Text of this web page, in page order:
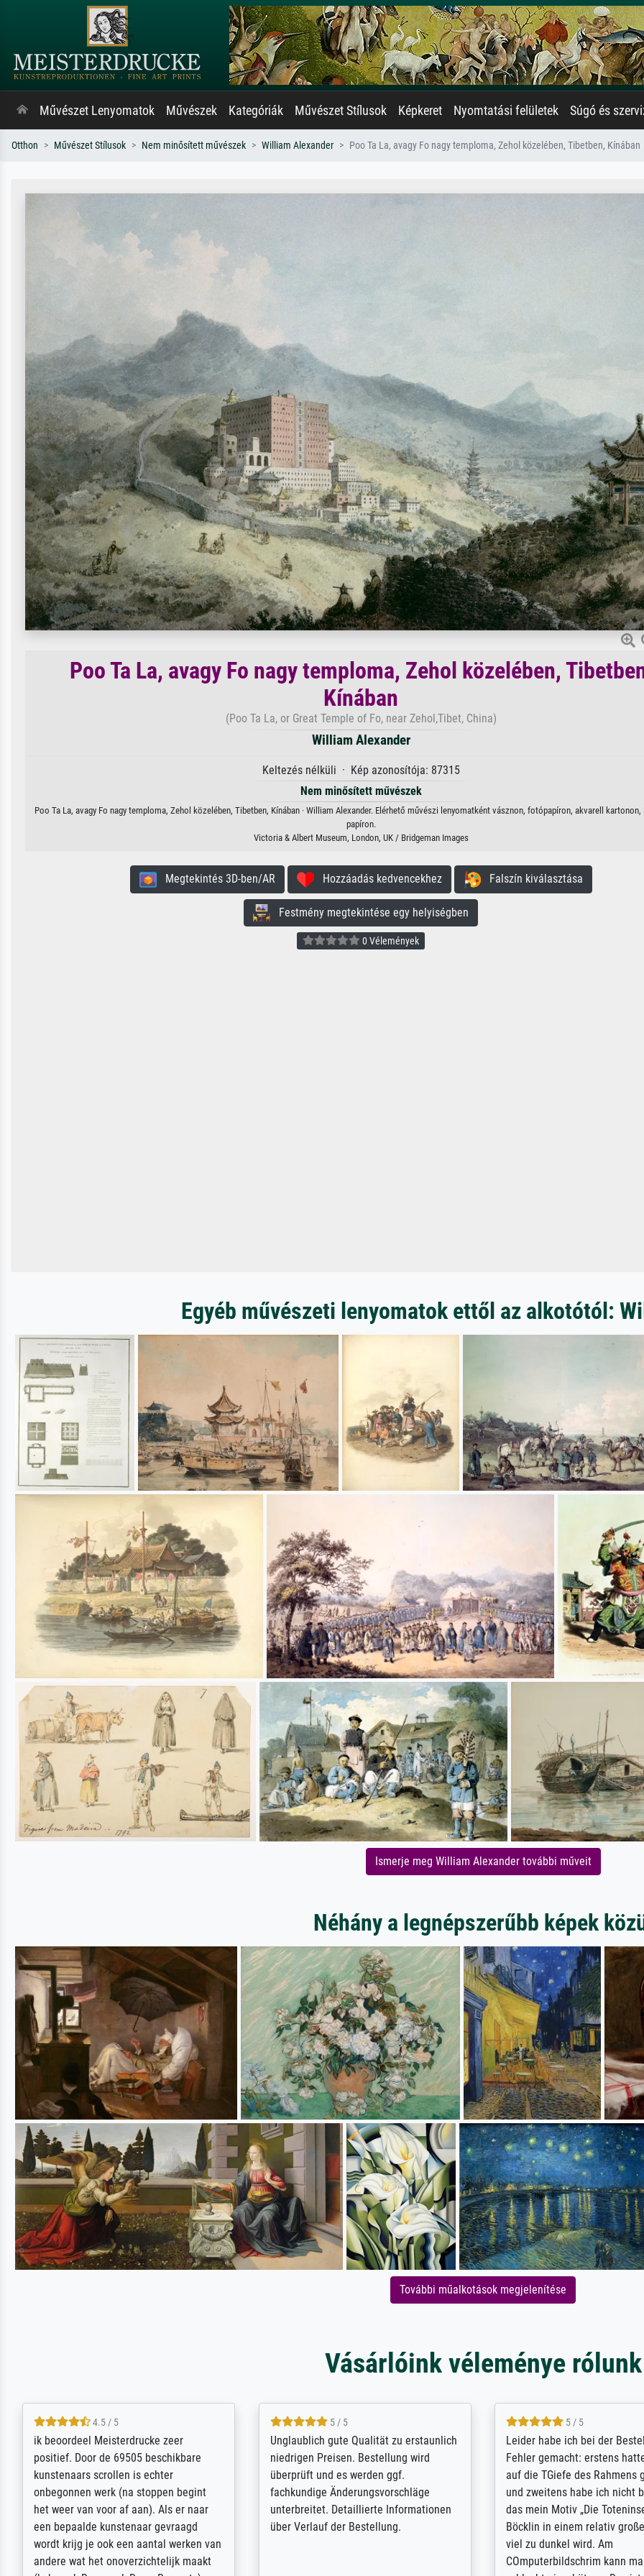
Művészet Lenyomatok Művészek Kategóriák Művészet Stílusok Képkeret Nyomtatási felületek Súgó és
Otthon Művészet Stílusok Nem minősített művészek William Alexander Poo Ta La, avagy Fo nagy temploma, Zehol közelében, Tibetben, Kínában
Poo Ta La, avagy Fo nagy temploma, Zehol közelében,
Kínában
(Poo Ta La, or Great Temple of Fo, near Zehol,Tibet, China)
William Alexander
Keltezés nélküli · Kép azonosítója: 87315
Nem minősített művészek
Poo Ta La, avagy Fo nagy temploma, Zehol közelében, Tibetben, Kínában · William Alexander. Elérhető művészi lenyomatként vásznon, fotópapíron, akvarell
papíron.
Victoria & Albert Museum, London, UK / Bridgeman Images
Megtekintés 3D-ben/AR Hozzáadás kedvencekhez Falszín kiválasztása
Festmény megtekintése egy helyiségben
0 Vélemények
Egyéb művészeti lenyomatok ettől az alkotótól:
Ismerje meg William Alexander további műveit
Néhány a legnépszerűbb képek
További műalkotások megjelenítése
Vásárlóink véleménye rólunk
5 / 5
Die Zufriedenheit ist auch nicht dadurch
getrübt, dass das Bild entgegen einer
angegebenen Lieferanschrift (sollte
eine Überraschung für die normannische
Ehefrau sein zum Hochzeits- gleichzeitig
auch Geburtstag sein) doch nach zu
Hause zugestellt wurde.
5 / 5
Excellent / Highly recommended. The
selection, ordering and payment process
were easy, shipping was efficient and
the item itself exceeds expectations. I
am based in the UK and found the site
searching for a specific print - I am very
5 / 5
The team at Meisterdrucke
meet its clients demands,
expert advice on how to
results for the prints
client. The company has a
repertoire of prints to
will provide excellent service
regards to prints which are